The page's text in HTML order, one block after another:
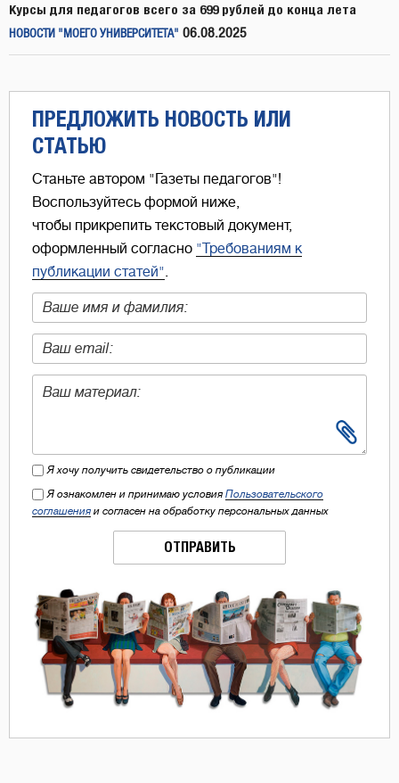
Курсы для педагогов всего за 699 рублей до конца лета
НОВОСТИ "МОЕГО УНИВЕРСИТЕТА" 06.08.2025
ПРЕДЛОЖИТЬ НОВОСТЬ ИЛИ
СТАТЬЮ
Станьте автором "Газеты педагогов"!
Воспользуйтесь формой ниже,
чтобы прикрепить текстовый документ,
оформленный согласно "Требованиям к
публикации статей"
Я хочу получить свидетельство о публикации
Я ознакомлен и принимаю условия Пользовательского
соглашения и согласен на обработку персональных данных
ОТПРАВИТЬ